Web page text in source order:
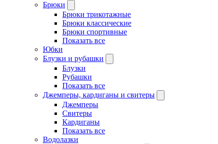
Брюки
Брюки трикотажные
Брюки классические
Брюки спортивные
Показать все
Юбки
Блузки и рубашки
Блузки
Рубашки
Показать все
Джемперы, кардиганы и свитеры
Джемперы
Свитеры
Кардиганы
Показать все
Водолазки